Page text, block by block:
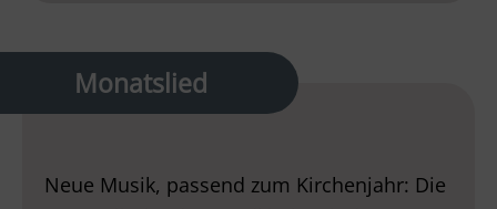
Monatslied
Neue Musik, passend zum Kirchenjahr: Die